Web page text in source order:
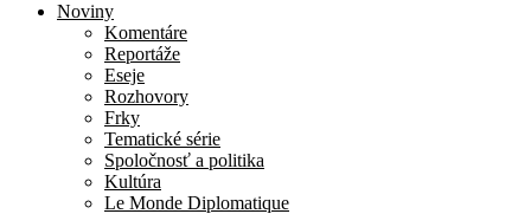
Noviny
Komentáre
Reportáže
Eseje
Rozhovory
Frky
Tematické série
Spoločnosť a politika
Kultúra
Le Monde Diplomatique